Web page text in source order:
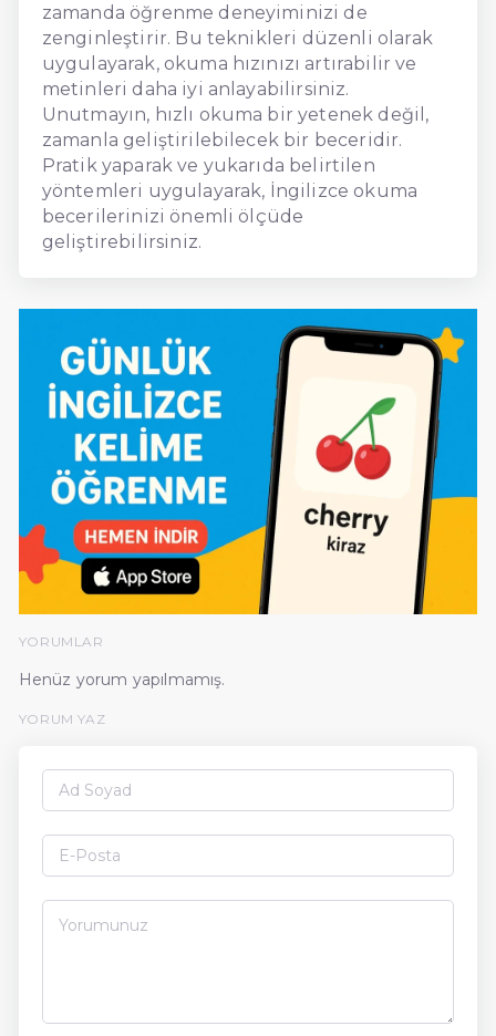
zamanda öğrenme deneyiminizi de
zenginleştirir. Bu teknikleri düzenli olarak
uygulayarak, okuma hızınızı artırabilir ve
metinleri daha iyi anlayabilirsiniz.
Unutmayın, hızlı okuma bir yetenek değil,
zamanla geliştirilebilecek bir beceridir.
Pratik yaparak ve yukarıda belirtilen
yöntemleri uygulayarak, İngilizce okuma
becerilerinizi önemli ölçüde
geliştirebilirsiniz.
YORUMLAR
Henüz yorum yapılmamış.
YORUM YAZ